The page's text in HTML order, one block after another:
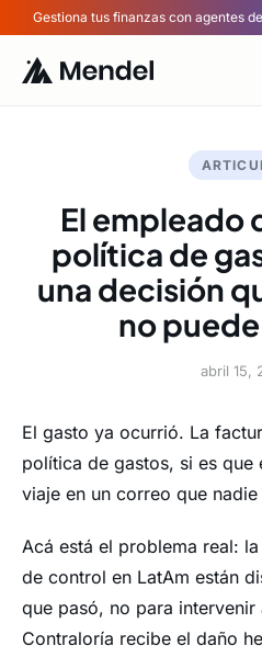
Gestiona tus finanzas con agentes
El empleado
política de
una decisión
no
abril 15,
El gasto ya ocurrió. La
política de gastos, si es que
viaje en un correo que
Acá está el problema real:
de control en LatAm están
que pasó, no para intervenir
Contraloría recibe el daño